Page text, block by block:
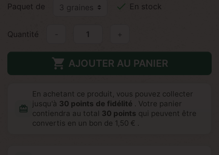
Paquet de  En stock
Quantité +
 AJOUTER AU PANIER
redeem
En achetant ce produit, vous pouvez collecter
jusqu'à 30 points de fidélité . Votre panier
contiendra au total 30 points qui peuvent être
convertis en un bon de 1,50 € .